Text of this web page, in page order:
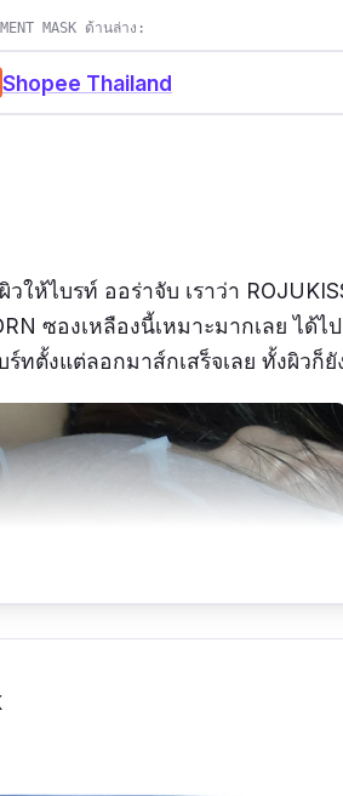
MASK ด้านล่าง:
Shopee Thailand
ห้ไบรท์ ออร่าจับ เราว่า
ซองเหลืองนี้เหมาะมากเลย ได้ไ
ทตั้งแต่ลอกมาส์กเสร็จเลย ทั้งผิวก็